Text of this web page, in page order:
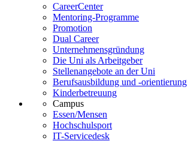
CareerCenter
Mentoring-Programme
Promotion
Dual Career
Unternehmensgründung
Die Uni als Arbeitgeber
Stellenangebote an der Uni
Berufsausbildung und -orientierung
Kinderbetreuung
Campus
Essen/Mensen
Hochschulsport
IT-Servicedesk